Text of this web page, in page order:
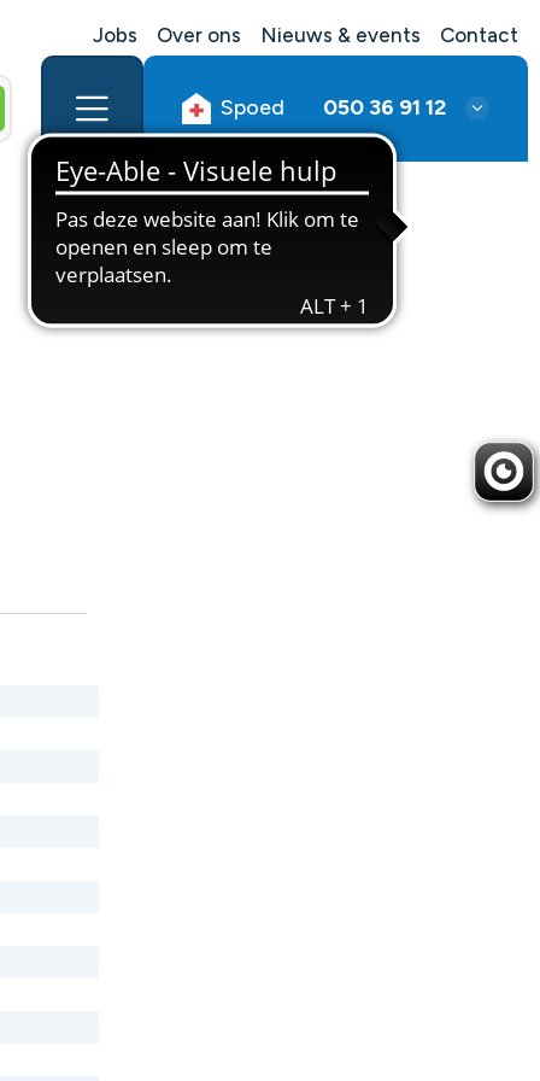
Jobs Over ons Nieuws & events Contact
Spoed 050 36 91 12